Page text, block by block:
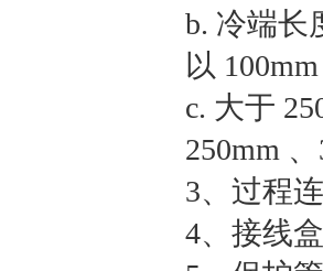
b. 冷端长
以
c. 大于
250mm
3、过程
4、接线